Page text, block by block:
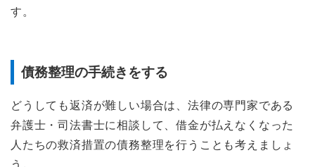
す。
債務整理の手続きをする
どうしても返済が難しい場合は、法律の専門家である
弁護士・司法書士に相談して、借金が払えなくなった
人たちの救済措置の債務整理を行うことも考えましょ